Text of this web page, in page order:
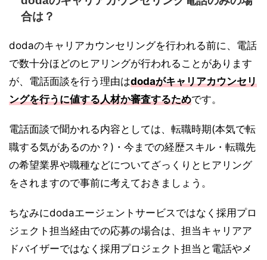
合は？
dodaのキャリアカウンセリングを行われる前に、電話
で数十分ほどのヒアリングが行われることがあります
が、電話面談を行う理由はdodaがキャリアカウンセリ
ングを行うに値する人材か審査するためです。
電話面談で聞かれる内容としては、転職時期(本気で転
職する気があるのか？)・今までの経歴スキル・転職先
の希望業界や職種などについてざっくりとヒアリング
をされますので事前に考えておきましょう。
ちなみにdodaエージェントサービスではなく採用プロ
ジェクト担当経由での応募の場合は、担当キャリアア
ドバイザーではなく採用プロジェクト担当と電話やメ